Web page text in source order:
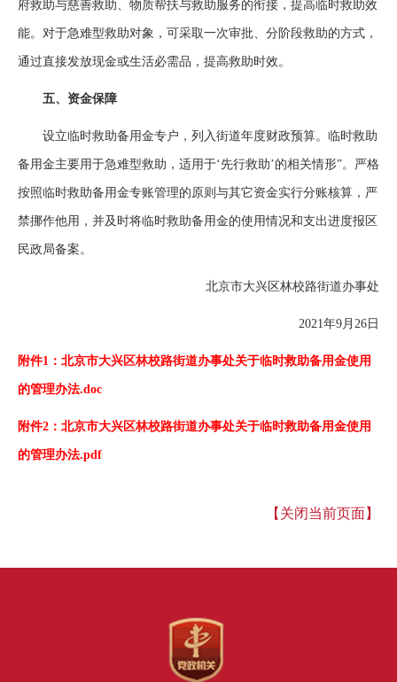
府救助与慈善救助、物质帮扶与救助服务的衔接，提高临时救助效
能。对于急难型救助对象，可采取一次审批、分阶段救助的方式，
通过直接发放现金或生活必需品，提高救助时效。
五、资金保障
设立临时救助备用金专户，列入街道年度财政预算。临时救助
备用金主要用于急难型救助，适用于‘先行救助’的相关情形”。严格
按照临时救助备用金专账管理的原则与其它资金实行分账核算，严
禁挪作他用，并及时将临时救助备用金的使用情况和支出进度报区
民政局备案。
北京市大兴区林校路街道办事处
2021年9月26日
附件1： 北京市大兴区林校路街道办事处关于临时救助备用金使用
的管理办法.doc
附件2： 北京市大兴区林校路街道办事处关于临时救助备用金使用
的管理办法.pdf
【关闭当前页面】